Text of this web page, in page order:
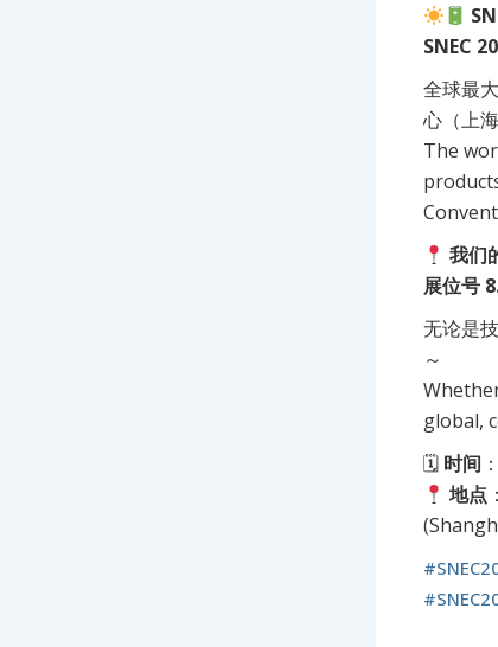
SNEC
全球最
心（上
The
我们
展位号
无论是
～
global,
🗓 时间
地点